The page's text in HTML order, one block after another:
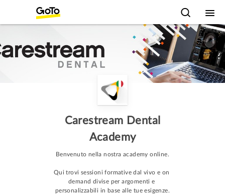
Carestream Dental
Academy
Benvenuto nella nostra academy online.
Qui trovi sessioni formative dal vivo e on
demand divise per argomenti e
personalizzabili in base alle tue esigenze.